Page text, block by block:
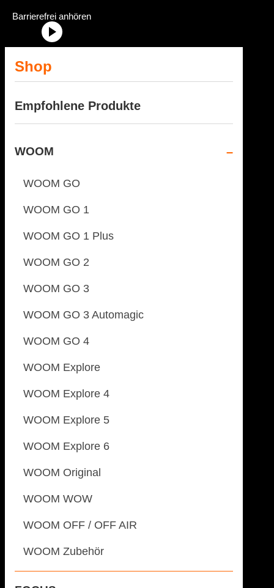
Radstation Onlineshop Header Abschnittstitel: „Radstation-
Barrierefrei anhören
Shop
Empfohlene Produkte
WOOM
WOOM GO
WOOM GO 1
WOOM GO 1 Plus
WOOM GO 2
WOOM GO 3
WOOM GO 3 Automagic
WOOM GO 4
WOOM Explore
WOOM Explore 4
WOOM Explore 5
WOOM Explore 6
WOOM Original
WOOM WOW
WOOM OFF / OFF AIR
WOOM Zubehör